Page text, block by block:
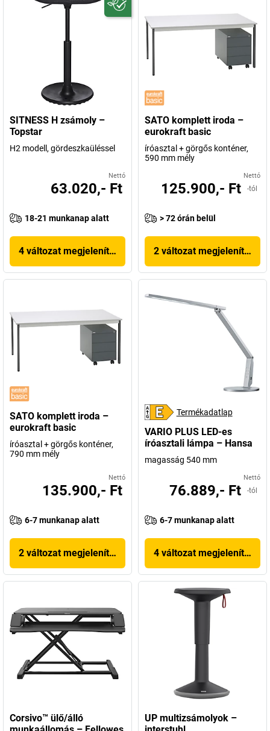
SITNESS H zsámoly –
Topstar
H2 modell, gördeszkaüléssel
Nettó
63.020,- Ft
18-21 munkanap alatt
4 változat megjelenítése
SATO komplett iroda –
eurokraft basic
íróasztal + görgős konténer,
590 mm mély
Nettó
125.900,- Ft -tól
> 72 órán belül
2 változat megjelenítése
SATO komplett iroda –
eurokraft basic
íróasztal + görgős konténer,
790 mm mély
Nettó
135.900,- Ft
6-7 munkanap alatt
2 változat megjelenítése
Termékadatlap
VARIO PLUS LED-es
íróasztali lámpa – Hansa
magasság 540 mm
Nettó
76.889,- Ft -tól
6-7 munkanap alatt
4 változat megjelenítése
Corsivo™ ülő/álló
UP multizsámolyok –